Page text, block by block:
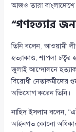
আজও তারা বাংলাদেশে
“গণহত্যার
তিনি বলেন, আওয়ামী
হত্যাকাণ্ড, শাপলা
জুলাই আন্দোলনে
বিরোধী নেতাকর্মীদের
অভিযোগ করেন তিনি।
নাহিদ ইসলাম বলেন,
আইনগত কোনো অধিকার